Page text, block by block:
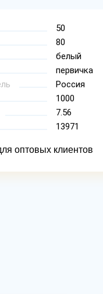
50
80
белый
первичка
Россия
1000
7.56
13971
оптовых клиентов